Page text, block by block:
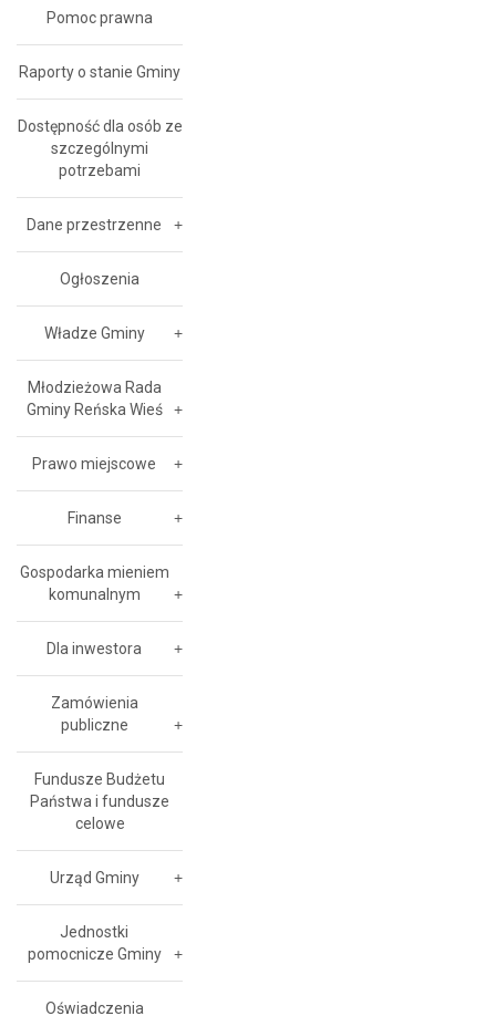
Pomoc prawna
Raporty o stanie Gminy
Dostępność dla osób ze
szczególnymi
potrzebami
Dane przestrzenne
Ogłoszenia
Władze Gminy
Młodzieżowa Rada
Gminy Reńska Wieś
Prawo miejscowe
Finanse
Gospodarka mieniem
komunalnym
Dla inwestora
Zamówienia
publiczne
Fundusze Budżetu
Państwa i fundusze
celowe
Urząd Gminy
Jednostki
pomocnicze Gminy
Oświadczenia